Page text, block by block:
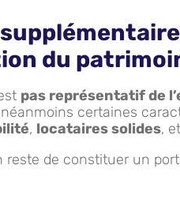
du
pas représentatif de
certaines
, locataires solides, et
reste de constituer un